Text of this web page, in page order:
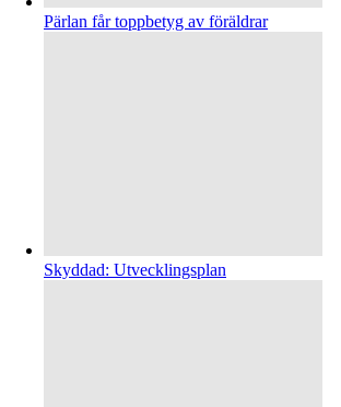
Pärlan får toppbetyg av föräldrar
Skyddad: Utvecklingsplan